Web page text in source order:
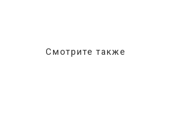
Смотрите также